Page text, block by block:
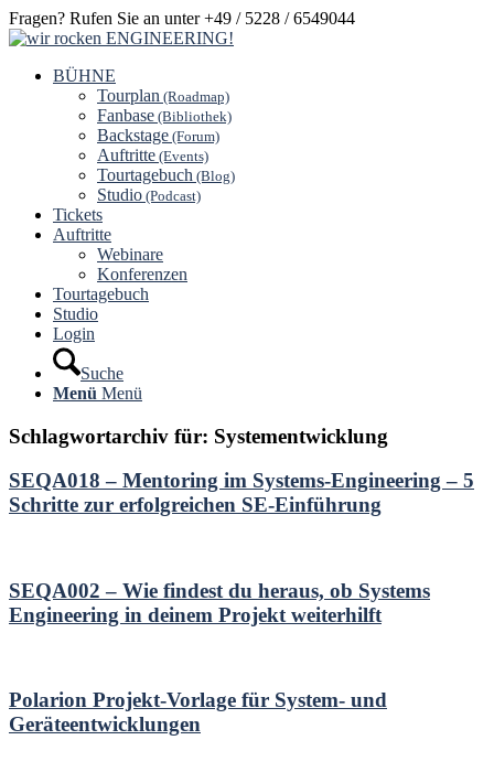
Fragen? Rufen Sie an unter +49 / 5228 / 6549044
BÜHNE
Tourplan (Roadmap)
Fanbase (Bibliothek)
Backstage (Forum)
Auftritte (Events)
Tourtagebuch (Blog)
Studio (Podcast)
Tickets
Auftritte
Webinare
Konferenzen
Tourtagebuch
Studio
Login
Suche
Menü Menü
Schlagwortarchiv für: Systementwicklung
SEQA018 – Mentoring im Systems-Engineering – 5
Schritte zur erfolgreichen SE-Einführung
SEQA002 – Wie findest du heraus, ob Systems
Engineering in deinem Projekt weiterhilft
Polarion Projekt-Vorlage für System- und
Geräteentwicklungen